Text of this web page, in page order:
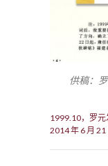
供稿：
1999.10，罗
2014 年 6 月 21